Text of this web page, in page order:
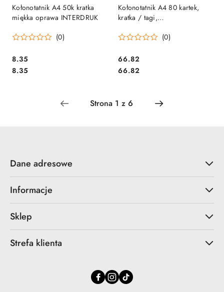
Kołonotatnik A4 50k kratka
miękka oprawa INTERDRUK
(0)
Cena:
8.35
Cena:
8.35
Kołonotatnik A4 80 kartek,
kratka / tagi,
ACTIVEBOOK, OXFORD,
(0)
Cena:
66.82
Cena:
66.82
Dane adresowe
Informacje
Sklep
Strefa klienta